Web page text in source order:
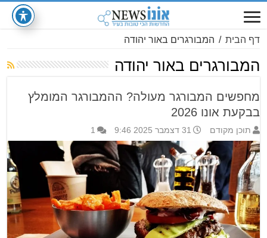
דף הבית / המבורגרים באור יהודה
המבורגרים באור יהודה
מחפשים המבורגר מעולה? ההמבורגר המומלץ
בבקעת אונו 2026
תוכן מקודם 31 דצמבר 2025 9:46 1